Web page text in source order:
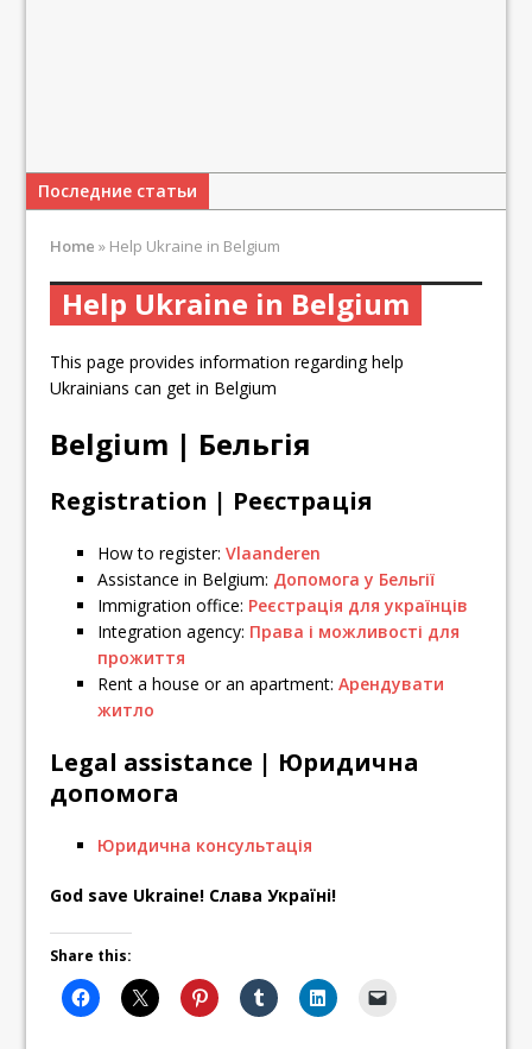
Последние статьи
Home » Help Ukraine in Belgium
Help Ukraine in Belgium
This page provides information regarding help
Ukrainians can get in Belgium
Belgium | Бельгія
Registration | Реєстрація
How to register:Vlaanderen
Assistance in Belgium: Допомога у Бельгії
Immigration office: Реєстрація для українців
Integration agency: Права і можливості для
прожиття
Rent a house or an apartment:Арендувати
житло
Legal assistance | Юридична
допомога
Юридична консультація
God save Ukraine! Слава Україні!
Share this: